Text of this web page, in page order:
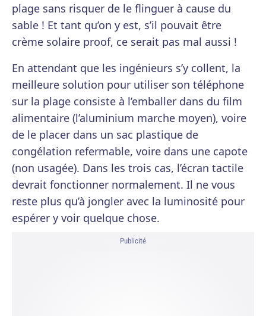
plage sans risquer de le flinguer à cause du
sable ! Et tant qu’on y est, s’il pouvait être
crème solaire proof, ce serait pas mal aussi !
En attendant que les ingénieurs s’y collent, la
meilleure solution pour utiliser son téléphone
sur la plage consiste à l’emballer dans du film
alimentaire (l’aluminium marche moyen), voire
de le placer dans un sac plastique de
congélation refermable, voire dans une capote
(non usagée). Dans les trois cas, l’écran tactile
devrait fonctionner normalement. Il ne vous
reste plus qu’à jongler avec la luminosité pour
espérer y voir quelque chose.
Publicité